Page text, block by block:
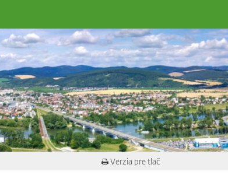
Verzia pre tlač